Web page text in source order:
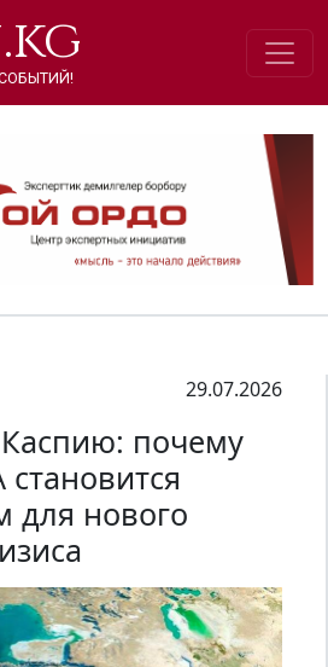
29.07.2026
почему
для нового